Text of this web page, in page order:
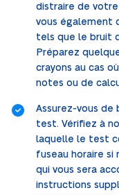
distraire de
vous également
tels que le bruit
Préparez
crayons au cas
notes ou de
Assurez-vous de
test. Vérifiez à
laquelle le test
fuseau horaire
qui vous sera
instructions